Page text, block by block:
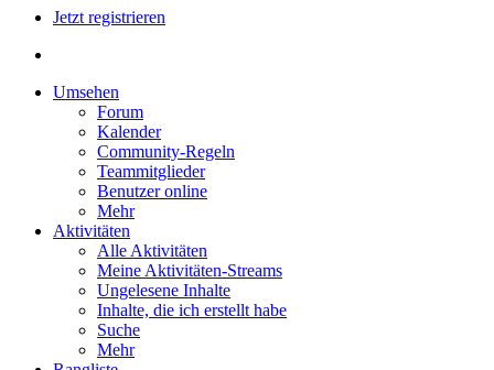
Jetzt registrieren
Umsehen
Forum
Kalender
Community-Regeln
Teammitglieder
Benutzer online
Mehr
Aktivitäten
Alle Aktivitäten
Meine Aktivitäten-Streams
Ungelesene Inhalte
Inhalte, die ich erstellt habe
Suche
Mehr